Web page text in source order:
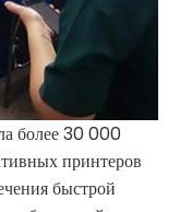
более 30 000
принтеров
быстрой